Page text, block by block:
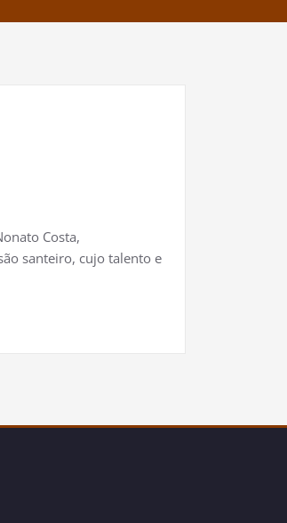
Costa,
santeiro, cujo talento e